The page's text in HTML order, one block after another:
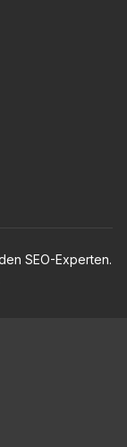
SEO-Experten.